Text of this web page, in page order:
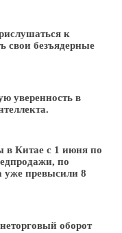
к
свои безъядерные
уверенность в
в Китае с 1 июня по
по
уже превысили 8
оборот